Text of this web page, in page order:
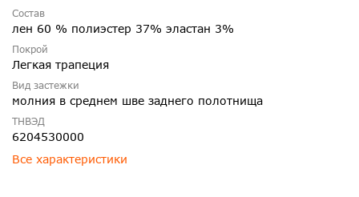
Состав
лен 60 % полиэстер 37% эластан 3%
Покрой
Легкая трапеция
Вид застежки
молния в среднем шве заднего полотнища
ТНВЭД
6204530000
Все характеристики